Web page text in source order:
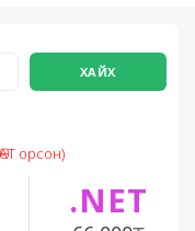
ХАЙХ
орсон)
.NET